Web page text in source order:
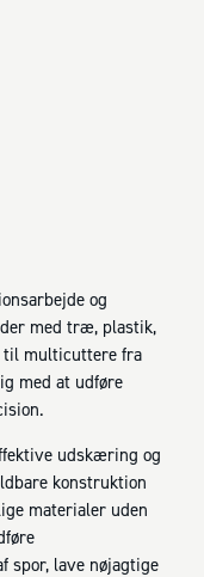
og
med træ, plastik,
til multicuttere fra
med at udføre
udskæring og
konstruktion
materialer uden
spor, lave nøjagtige